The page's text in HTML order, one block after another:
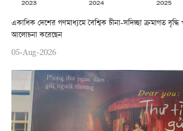
একাধিক দেশের গণমাধ্যমে বৈশ্বিক চীনা-সদিচ্ছা ক্রমাগত
আলোচনা করেছেন
05-Aug-2026